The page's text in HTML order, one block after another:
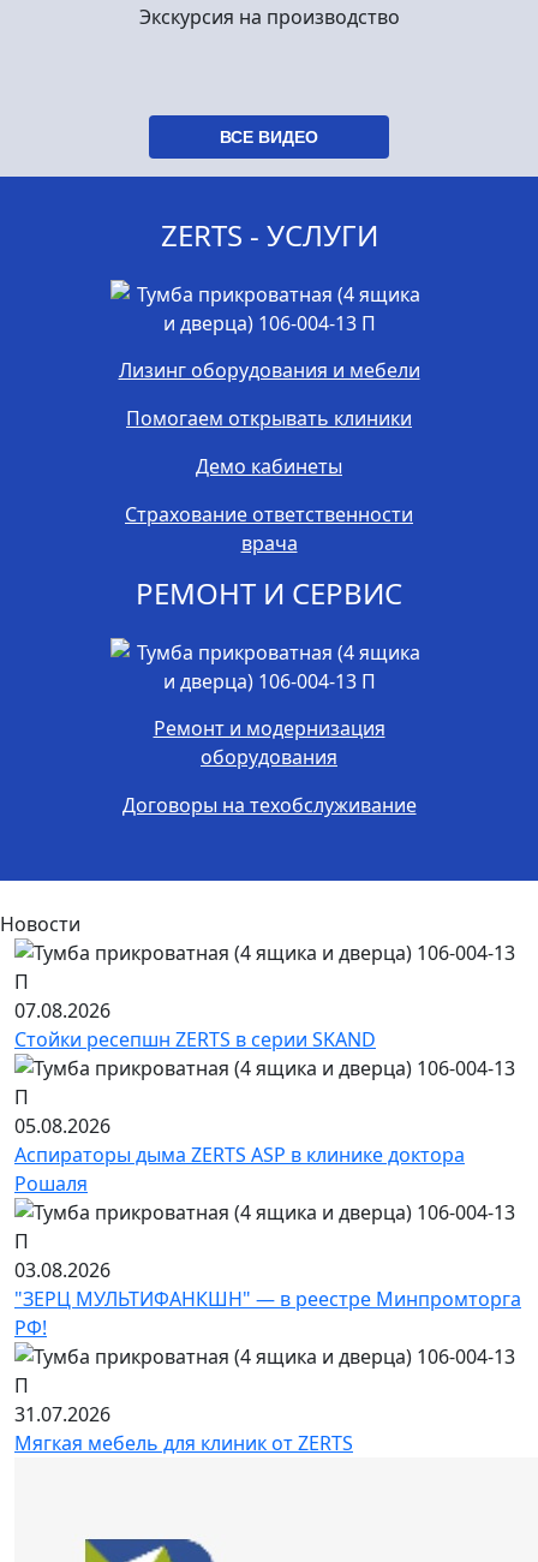
Экскурсия на производство
ВСЕ ВИДЕО
ZERTS - УСЛУГИ
Лизинг оборудования и мебели
Помогаем открывать клиники
Демо кабинеты
Страхование ответственности
врача
РЕМОНТ И СЕРВИС
Ремонт и модернизация
оборудования
Договоры на техобслуживание
Новости
07.08.2026
Стойки ресепшн ZERTS в серии SKAND
05.08.2026
Аспираторы дыма ZERTS ASP в клинике доктора
Рошаля
03.08.2026
"ЗЕРЦ МУЛЬТИФАНКШН" — в реестре Минпромторга
РФ!
31.07.2026
Мягкая мебель для клиник от ZERTS